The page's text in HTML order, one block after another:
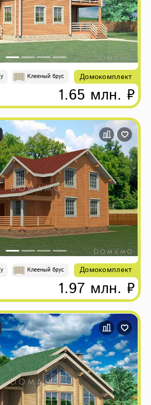
Клееный брус Домокомплект
1.65 млн. ₽
Клееный брус Домокомплект
1.97 млн. ₽